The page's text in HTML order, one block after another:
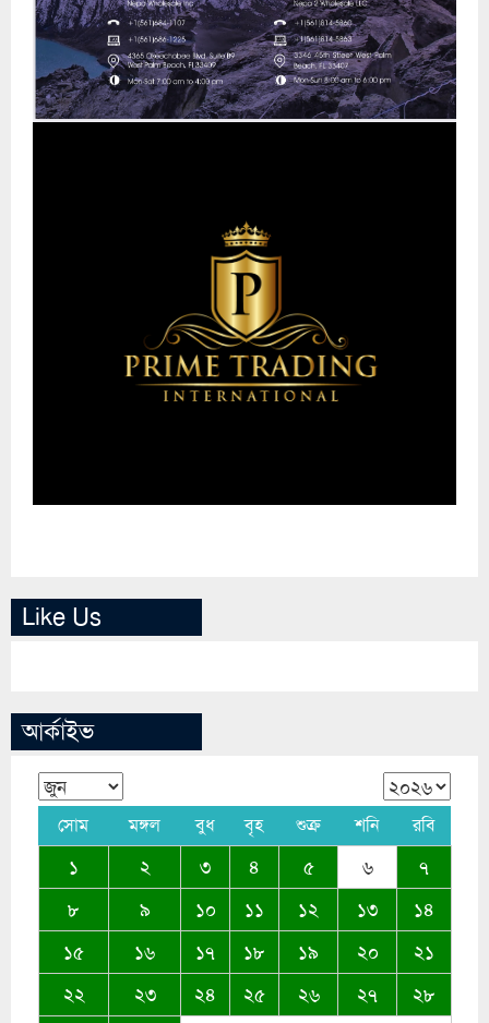
Like Us
আর্কাইভ
সোম মঙ্গল বুধ বৃহ শুক্র শনি রবি
১ ২ ৩ ৪ ৫ ৬
৭
৮
৯ ১০ ১১ ১২ ১৩
১৪
১৫
১৬ ১৭ ১৮ ১৯ ২০
২১
২২
২৩ ২৪ ২৫ ২৬ ২৭
২৮